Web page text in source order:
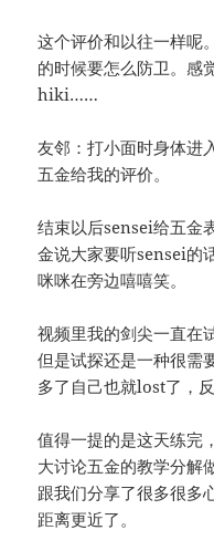
这个评价和以往一样呢
的时候要怎么防卫。感
hiki……
友邻：打小面时身体进
五金给我的评价。
结束以后sensei给五金
金说大家要听sensei的
咪咪在旁边嘻嘻笑。
视频里我的剑尖一直在
但是试探还是一种很需
多了自己也就lost了，
值得一提的是这天练完
大讨论五金的教学分解
跟我们分享了很多很多
距离更近了。